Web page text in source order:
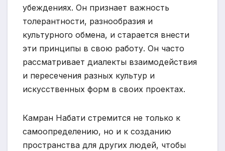
убеждениях. Он признает важность
толерантности, разнообразия и
культурного обмена, и старается внести
эти принципы в свою работу. Он часто
рассматривает диалекты взаимодействия
и пересечения разных культур и
искусственных форм в своих проектах.
Камран Набати стремится не только к
самоопределению, но и к созданию
пространства для других людей, чтобы